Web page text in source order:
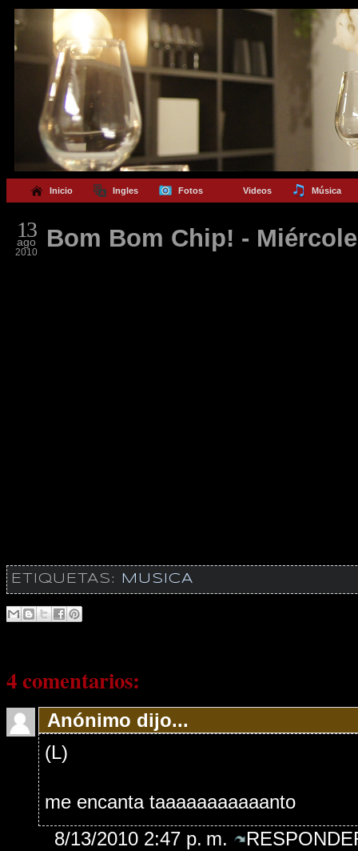
Inicio Ingles Fotos Videos Música
13
ago
2010 Bom Bom Chip! -
ETIQUETAS: MUSICA
4 comentarios:
Anónimo dijo...
(L)
me encanta taaaaaaaaaaanto
8/13/2010 2:47 p. m.